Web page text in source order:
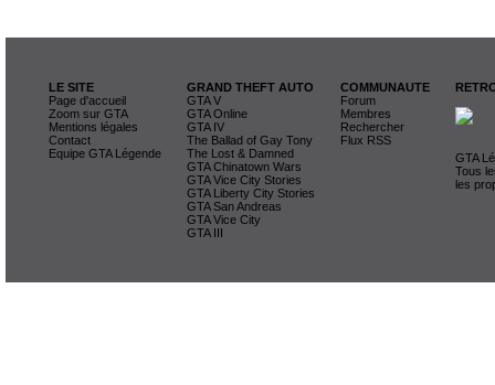
LE SITE
Page d'accueil
Zoom sur GTA
Mentions légales
Contact
Equipe GTA Légende
GRAND THEFT AUTO
GTA V
GTA Online
GTA IV
The Ballad of Gay Tony
The Lost & Damned
GTA Chinatown Wars
GTA Vice City Stories
GTA Liberty City Stories
GTA San Andreas
GTA Vice City
GTA III
COMMUNAUTE
Forum
Membres
Rechercher
Flux RSS
GTA
Tous
les